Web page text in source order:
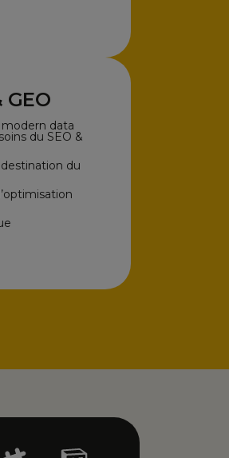
GEO
data
du SEO &
du